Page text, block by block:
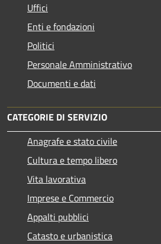
Uffici
Enti e fondazioni
Politici
Personale Amministrativo
Documenti e dati
CATEGORIE DI SERVIZIO
Anagrafe e stato civile
Cultura e tempo libero
Vita lavorativa
Imprese e Commercio
Appalti pubblici
Catasto e urbanistica